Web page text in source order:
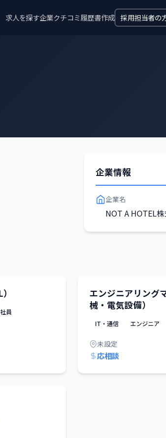
求人を探す企業クチコミ履歴書作成 採用担当者の
企業情報
企業名
NOT A HOTEL
員
エンジニアリング
械・電気設備）
IT・通信 エンジニア
未設定
応相談